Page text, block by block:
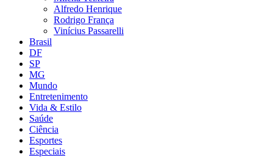
Alfredo Henrique
Rodrigo França
Vinícius Passarelli
Brasil
DF
SP
MG
Mundo
Entretenimento
Vida & Estilo
Saúde
Ciência
Esportes
Especiais